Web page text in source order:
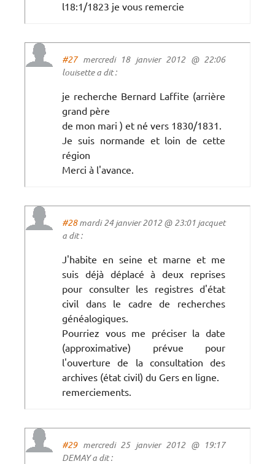
l18:1/1823 je vous remercie
#27mercredi 18 janvier 2012 @ 22:06
louisette a dit :
je recherche Bernard Laffite (arrière
grand père
de mon mari ) et né vers 1830/1831.
Je suis normande et loin de cette
région
Merci à l'avance.
#28mardi 24 janvier 2012 @ 23:01 jacquet
a dit :
J'habite en seine et marne et me
suis déjà déplacé à deux reprises
pour consulter les registres d'état
civil dans le cadre de recherches
généalogiques.
Pourriez vous me préciser la date
(approximative) prévue pour
l'ouverture de la consultation des
archives (état civil) du Gers en ligne.
remerciements.
#29mercredi 25 janvier 2012 @ 19:17
DEMAY a dit :